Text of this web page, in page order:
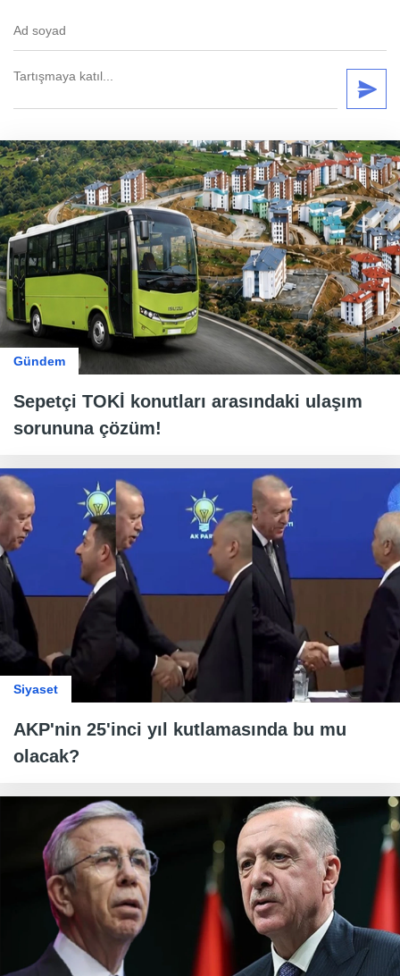
Gündem
Sepetçi TOKİ konutları arasındaki ulaşım
sorununa çözüm!
Siyaset
AKP'nin 25'inci yıl kutlamasında bu mu
olacak?